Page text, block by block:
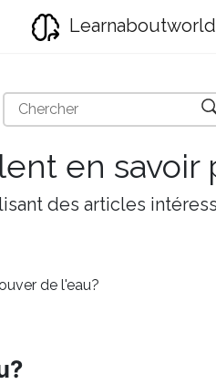
Learnaboutworld
en savoir
des articles
de l'eau?